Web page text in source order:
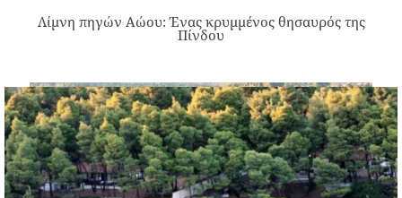
Λίμνη πηγών Αώου: Ένας κρυμμένος θησαυρός της
Πίνδου